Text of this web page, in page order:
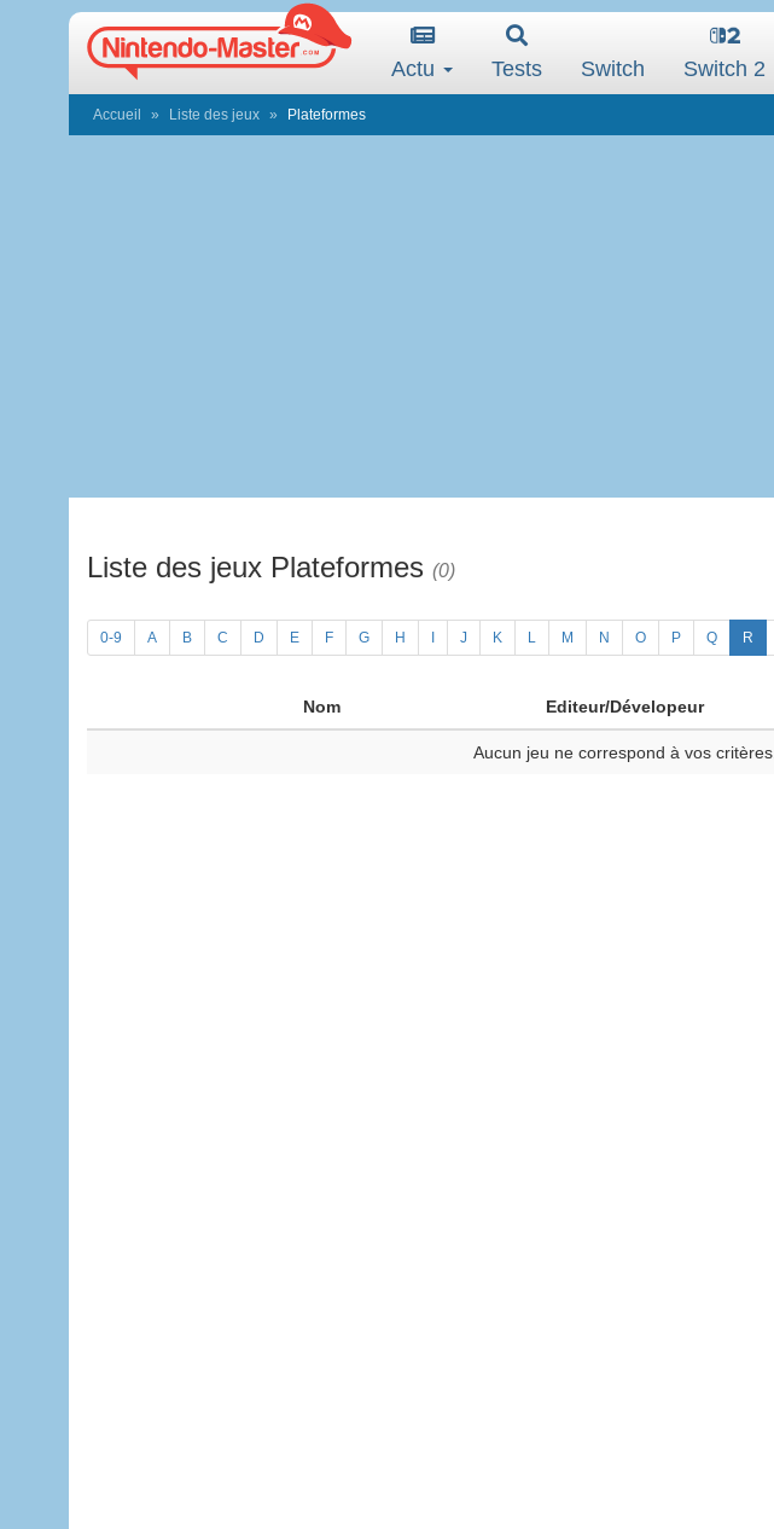
Actu Tests Switch Switch 2
Accueil Liste des jeux Plateformes
Liste des jeux Plateformes (0)
0-9 A B C D E F G H J K L M N O P Q R
Nom Editeur/Dévelopeur
Aucun jeu ne correspond à vos critères.